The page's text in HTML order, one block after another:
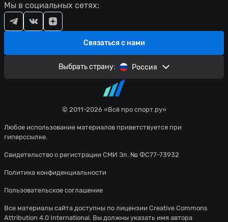
© 2011-2026 «Всё про спорт.ру»
Любое использование материалов приветствуется при
гиперссылке.
Свидетельство о регистрации СМИ Эл. № ФС77-73932
Политика конфиденциальности
Пользовательское соглашение
Связаться с нами
Мы в социальных сетях:
Выбрать страну: Россия
Все материалы сайта доступны по лицензии Creative Commons
Attribution 4.0 International. Вы должны указать имя автора